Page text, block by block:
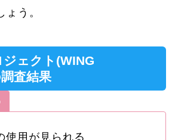
う。
ェクト(WING
査結果
使用が見られる